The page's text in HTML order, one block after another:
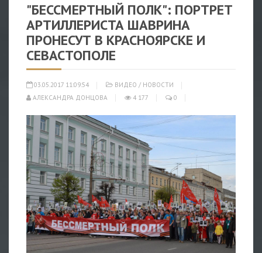
"БЕССМЕРТНЫЙ ПОЛК": ПОРТРЕТ
АРТИЛЛЕРИСТА ШАВРИНА
ПРОНЕСУТ В КРАСНОЯРСКЕ И
СЕВАСТОПОЛЕ
03.05.2017 11:09:54 ВИДЕО / НОВОСТИ
АЛЕКСАНДРА ДОНЦОВА
4 177 0